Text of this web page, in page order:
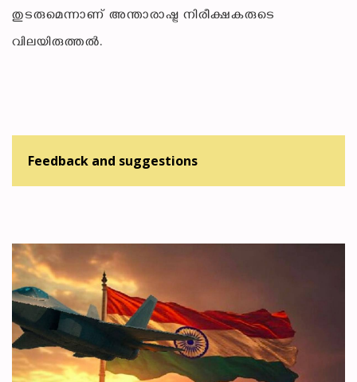
തുടരുമെന്നാണ് അന്താരാഷ്ട്ര നിരീക്ഷകരുടെ
വിലയിരുത്തൽ.
Feedback and suggestions